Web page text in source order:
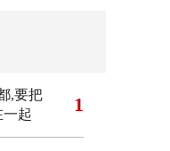
,要把
起
1